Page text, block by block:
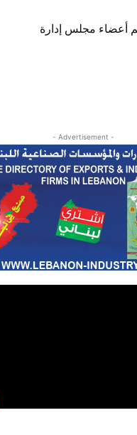
هم أعضاء مجلس إدارة
- Advertisement -